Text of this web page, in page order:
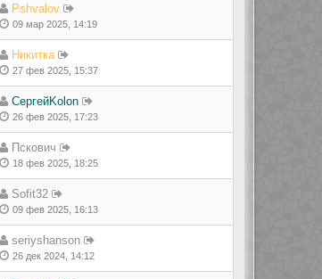
Pshvalov
09 мар 2025, 14:19
Никитка
27 фев 2025, 15:37
СергейKolon
26 фев 2025, 17:23
Пскович
18 фев 2025, 18:25
Sofit32
09 фев 2025, 16:13
seriyshanson
26 дек 2024, 14:12